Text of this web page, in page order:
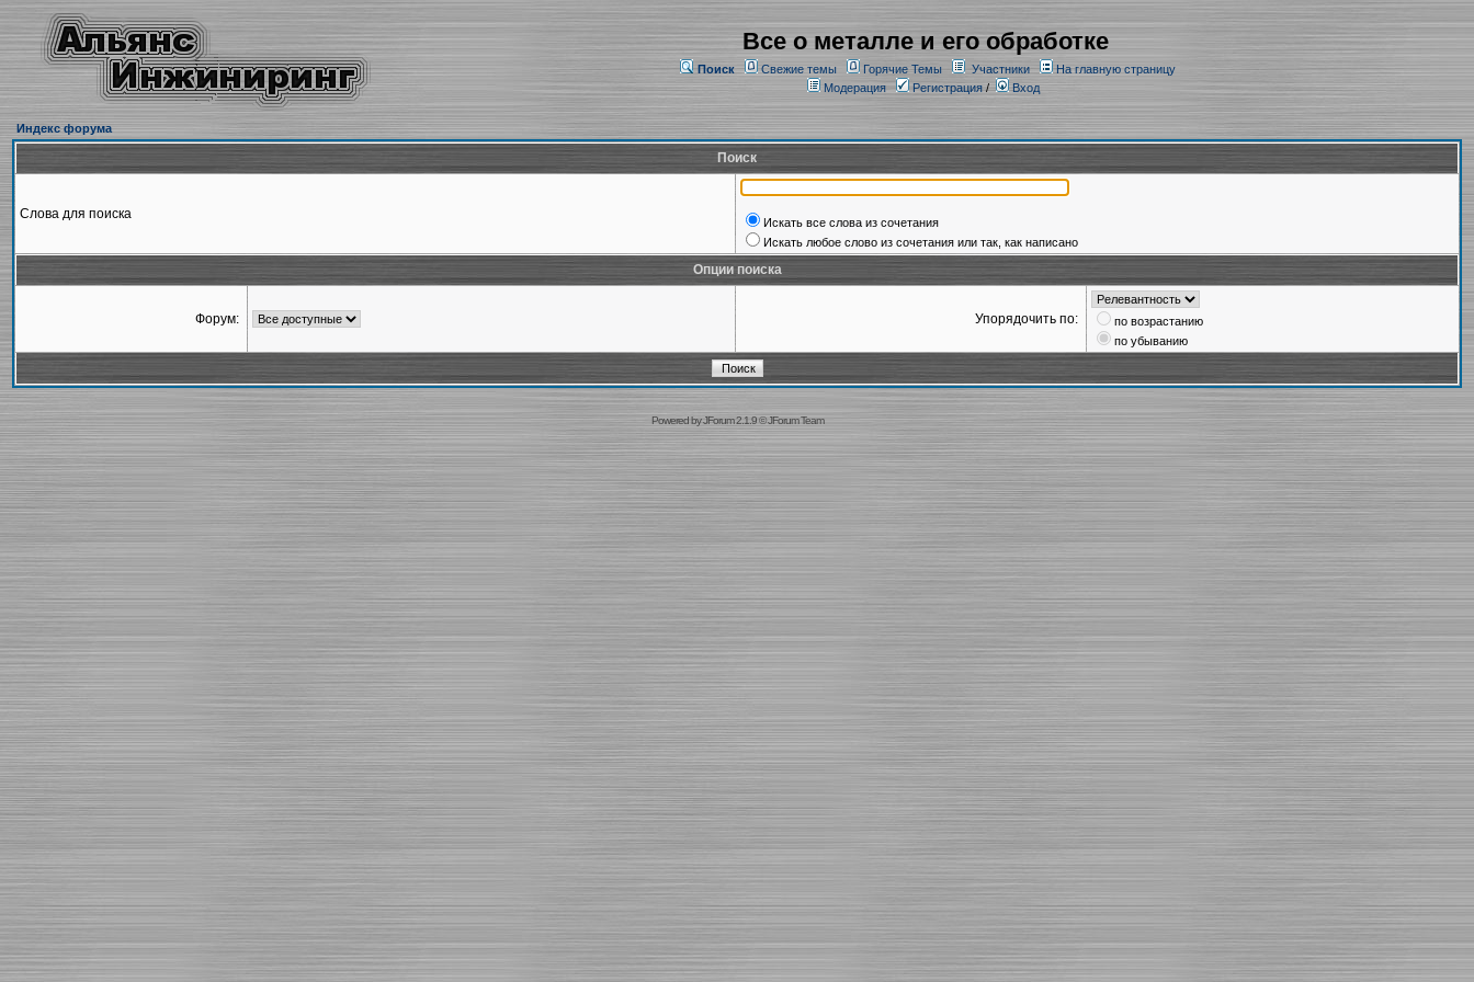
Все о металле и его обработке
Поиск Свежие темы Горячие Темы Участники
На главную страницу
Модерация
Регистрация/ Вход
Индекс форума
Поиск
Слова для поиска
Искать все слова из сочетания
Искать любое слово из сочетания или так, как написано
Опции поиска
Форум: Упорядочить по:
по возрастанию
по убыванию
Powered byJForum 2.1.9©JForum Team